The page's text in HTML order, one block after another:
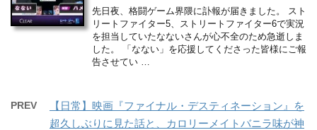
先日夜、格闘ゲーム界隈に訃報が届きました。 スト
リートファイター5、ストリートファイター6で実況
を担当していたなないさんが心不全のため急逝しま
した。 「なない」を応援してくださった皆様にご報
告させてい …
PREV
【日常】映画『ファイナル・デスティネーション』を
超久しぶりに見た話と、カロリーメイトバニラ味が神